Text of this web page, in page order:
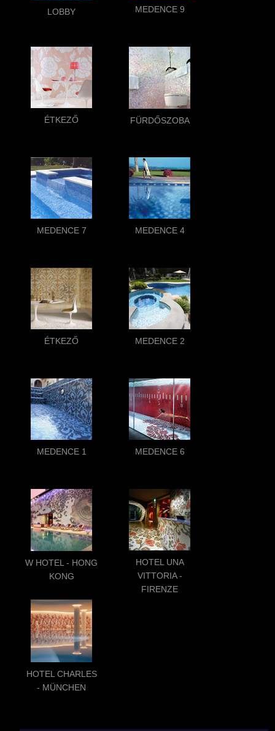
LOBBY MEDENCE 9
ÉTKEZŐ FÜRDŐSZOBA
MEDENCE 7 MEDENCE 4
ÉTKEZŐ MEDENCE 2
MEDENCE 1 MEDENCE 6
W HOTEL - HONG
KONG
HOTEL UNA
VITTORIA -
FIRENZE
HOTEL CHARLES
- MÜNCHEN